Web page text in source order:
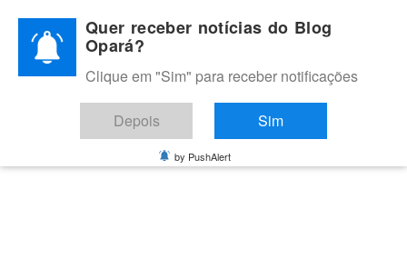
content
BLOG OPARÁ
Melhores notícias de Juazeiro, Petrolina e do Vale do São
Francisco
Quer receber notícias do Blog
Opará?
Clique em "Sim" para receber notificações
Depois Sim
by PushAlert